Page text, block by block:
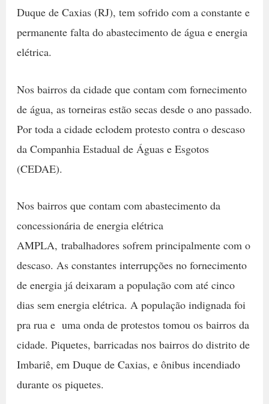
Duque de Caxias (RJ), tem sofrido com a constante e
permanente falta do abastecimento de água e energia
elétrica.
Nos bairros da cidade que contam com fornecimento
de água, as torneiras estão secas desde o ano passado.
Por toda a cidade eclodem protesto contra o descaso
da Companhia Estadual de Águas e Esgotos
(CEDAE).
Nos bairros que contam com abastecimento da
concessionária de energia elétrica
AMPLA, trabalhadores sofrem principalmente com o
descaso. As constantes interrupções no fornecimento
de energia já deixaram a população com até cinco
dias sem energia elétrica. A população indignada foi
pra rua e uma onda de protestos tomou os bairros da
cidade. Piquetes, barricadas nos bairros do distrito de
Imbariê, em Duque de Caxias, e ônibus incendiado
durante os piquetes.